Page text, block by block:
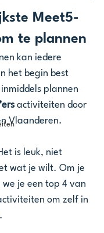
Meet5-
te plannen
kan iedere
het begin best
plannen
activiteiten door
Vlaanderen.
is leuk, niet
wat je wilt. Om je
je een top 4 van
om zelf in